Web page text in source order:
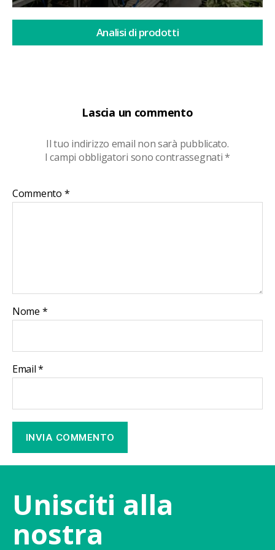
Lascia un commento
Il tuo indirizzo email non sarà pubblicato.
I campi obbligatori sono contrassegnati*
Commento *
Nome *
Email*
Analisi di prodotti
Unisciti alla
nostra